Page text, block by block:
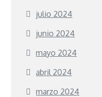
julio 2024
junio 2024
mayo 2024
abril 2024
marzo 2024